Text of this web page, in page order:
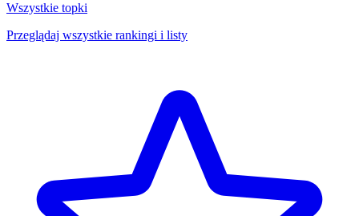
Wszystkie topki
Przeglądaj wszystkie rankingi i listy